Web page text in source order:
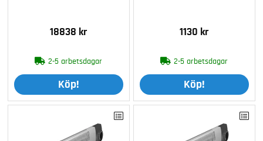
18838 kr
2-5 arbetsdagar
Köp!
1130 kr
2-5 arbetsdagar
Köp!